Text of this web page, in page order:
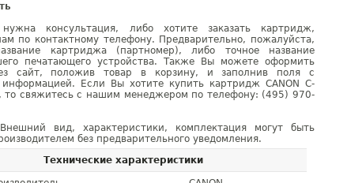
консультация, либо хотите заказать картридж,
по контактному телефону. Предварительно, пожалуйста,
картриджа (партномер), либо точное название
печатающего устройства. Также Вы можете оформить
сайт, положив товар в корзину, и заполнив поля с
информацией. Если Вы хотите купить картридж CANON C-
то свяжитесь с нашим менеджером по телефону: (495) 970-
вид, характеристики, комплектация могут быть
без предварительного уведомления.
Технические характеристики